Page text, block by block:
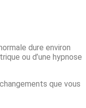
dure environ
ou d’une hypnose
que vous